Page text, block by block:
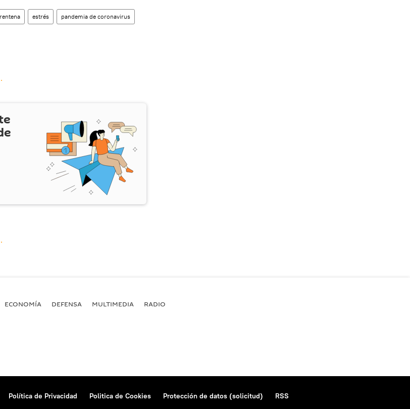
estrés pandemia de coronavirus
ECONOMÍA DEFENSA MULTIMEDIA RADIO
Política de Privacidad Politica de Cookies Protección de datos (solicitud)
RSS